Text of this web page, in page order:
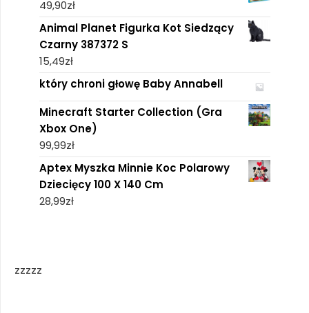
49,90zł
Animal Planet Figurka Kot Siedzący
Czarny 387372 S
15,49zł
który chroni głowę Baby Annabell
Minecraft Starter Collection (Gra
Xbox One)
99,99zł
Aptex Myszka Minnie Koc Polarowy
Dziecięcy 100 X 140 Cm
28,99zł
zzzzz